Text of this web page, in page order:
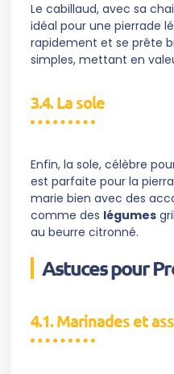
Le cabillaud, avec sa
idéal pour une pierrade
rapidement et se prête
simples, mettant en
3.4. La sole
Enfin, la sole, célèbre
est parfaite pour la
marie bien avec des
comme des légumes
au beurre citronné.
Astuces pour
4.1. Marinades et